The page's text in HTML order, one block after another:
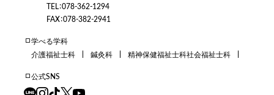
TEL：078-362-1294
FAX：078-382-2941
学べる学科
介護福祉士科
鍼灸科 精神保健福祉士科社会福祉士科
公式SNS